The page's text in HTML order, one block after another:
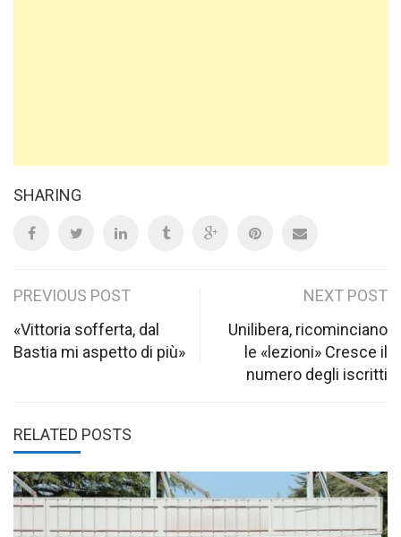
SHARING
Post
navigation
PREVIOUS POST
«Vittoria sofferta, dal
Bastia mi aspetto di più»
NEXT POST
Unilibera, ricominciano
le «lezioni» Cresce il
numero degli iscritti
RELATED POSTS